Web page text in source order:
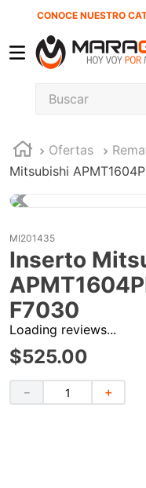
CONOCE NUESTRO
Buscar
Ofertas
Mitsubishi
MI201435
Inserto
F7030
Loading reviews...
$525.00
＋
－